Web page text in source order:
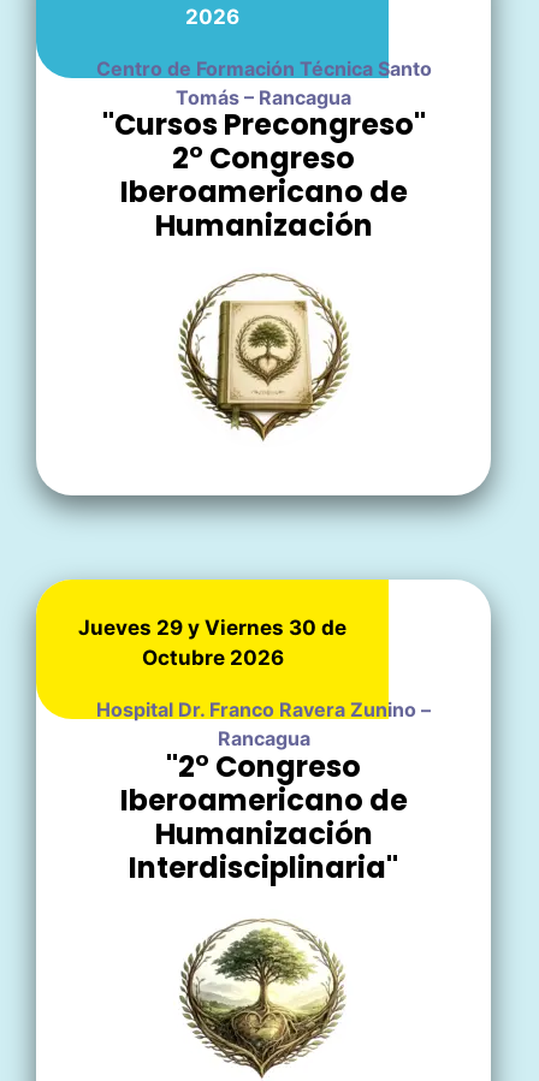
2026
Centro de Formación Técnica Santo
Tomás – Rancagua
"Cursos Precongreso"
2° Congreso
Iberoamericano de
Humanización
Jueves 29 y Viernes 30 de
Octubre 2026
Hospital Dr. Franco Ravera Zunino –
Rancagua
"2° Congreso
Iberoamericano de
Humanización
Interdisciplinaria"